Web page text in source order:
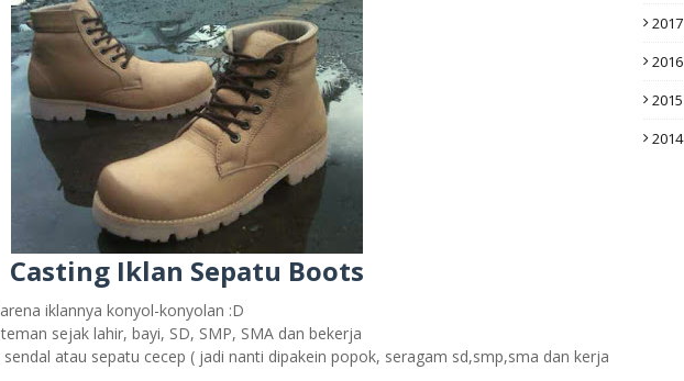
Casting Iklan Sepatu Boots
iklannya konyol-konyolan :D
sejak lahir, bayi, SD, SMP, SMA dan bekerja
atau sepatu cecep ( jadi nanti dipakein popok, seragam sd,smp,sma dan kerja
2017
2016
2015
2014